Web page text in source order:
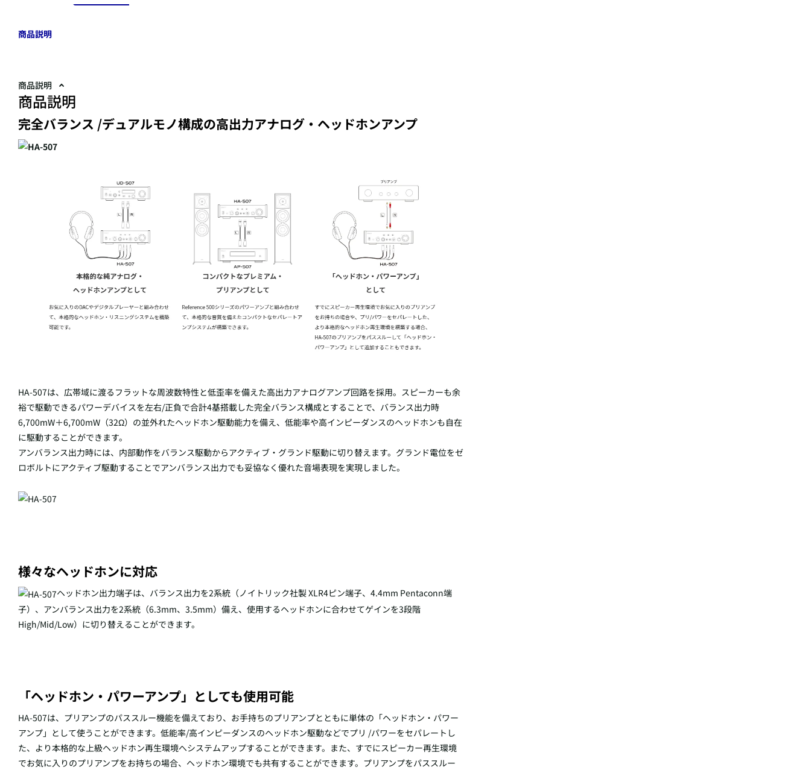
商品説明
商品説明
商品説明
完全バランス /デュアルモノ構成の高出力アナログ・ヘッドホンアンプ
HA-507は、広帯域に渡るフラットな周波数特性と低歪率を備えた高出力アナログアンプ回路を採用。スピーカーも余
裕で駆動できるパワーデバイスを左右/正負で合計4基搭載した完全バランス構成とすることで、バランス出力時
6,700mW＋6,700mW（32Ω）の並外れたヘッドホン駆動能力を備え、低能率や高インピーダンスのヘッドホンも自在
に駆動することができます。
アンバランス出力時には、内部動作をバランス駆動からアクティブ・グランド駆動に切り替えます。グランド電位をゼ
ロボルトにアクティブ駆動することでアンバランス出力でも妥協なく優れた音場表現を実現しました。
様々なヘッドホンに対応
ヘッドホン出力端子は、バランス出力を2系統（ノイトリック社製 XLR4ピン端子、4.4mm Pentaconn端
子）、アンバランス出力を2系統（6.3mm、3.5mm）備え、使用するヘッドホンに合わせてゲインを3段階
High/Mid/Low）に切り替えることができます。
「ヘッドホン・パワーアンプ」としても使用可能
HA-507は、プリアンプのパススルー機能を備えており、お手持ちのプリアンプとともに単体の「ヘッドホン・パワー
アンプ」として使うことができます。低能率/高インピーダンスのヘッドホン駆動などでプリ /パワーをセパレートし
た、より本格的な上級ヘッドホン再生環境へシステムアップすることができます。また、すでにスピーカー再生環境
でお気に入りのプリアンプをお持ちの場合、ヘッドホン環境でも共有することができます。プリアンプをパススルー